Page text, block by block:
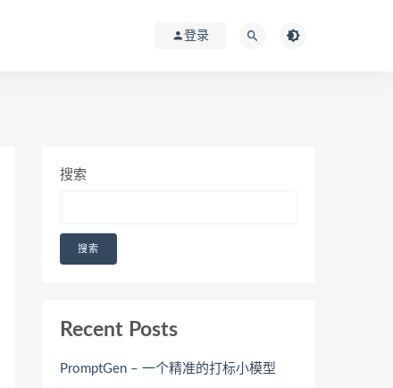
登录
搜索
搜索
Recent Posts
PromptGen – 一个精准的打标小模型